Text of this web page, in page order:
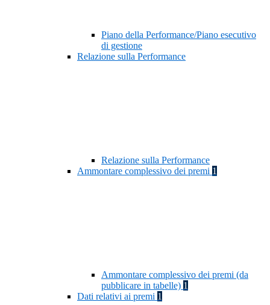
Piano della Performance/Piano esecutivo
di gestione
Relazione sulla Performance
Relazione sulla Performance
Ammontare complessivo dei premi 1
Ammontare complessivo dei premi (da
pubblicare in tabelle) 1
Dati relativi ai premi 1